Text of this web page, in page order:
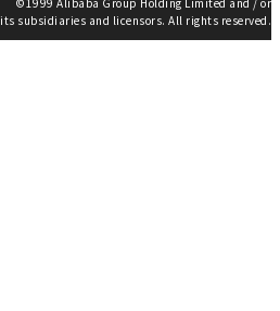
its subsidiaries and licensors. All rights reserved.